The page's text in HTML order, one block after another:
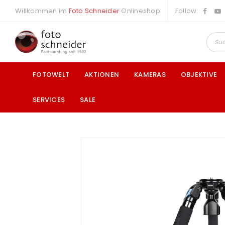
Willkommen im Foto Schneider Onlineshop Follow:
FOTOWELT AKTIONEN KAMERAS OBJEKTIVE
SERVICES SALE